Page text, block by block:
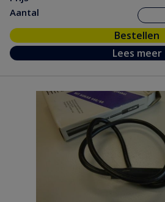
Aantal
Bestellen
Lees meer